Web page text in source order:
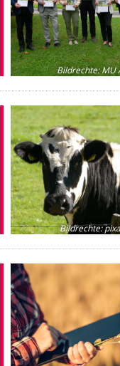
Bildrechte:MU
Bildrechte: